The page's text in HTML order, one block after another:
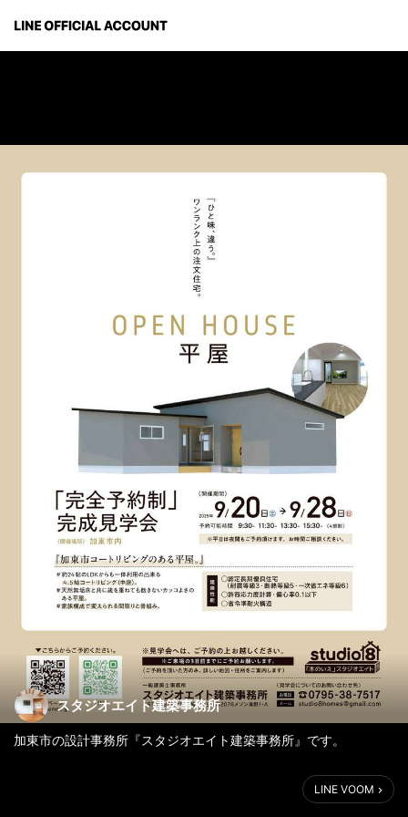
スタジオエイト建築事務所
加東市の設計事務所『スタジオエイト建築事務所』です。
今回のイベントは、『加東市コートリビングのある平屋』完成見
LINE VOOM